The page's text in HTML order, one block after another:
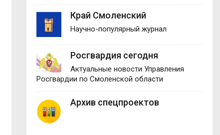
Край Смоленский
Научно-популярный журнал
Росгвардия сегодня
Актуальные новости Управления
Росгвардии по Смоленской области
Архив спецпроектов